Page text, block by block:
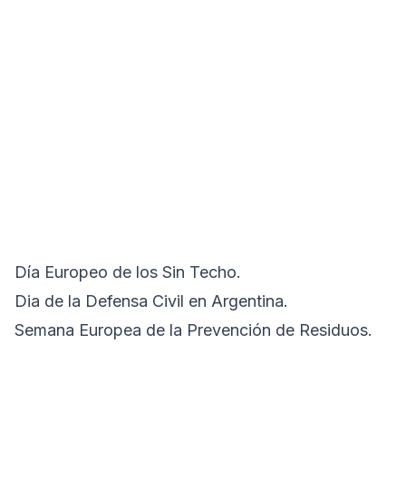
Día Europeo de los Sin Techo.
Dia de la Defensa Civil en Argentina.
Semana Europea de la Prevención de Residuos.